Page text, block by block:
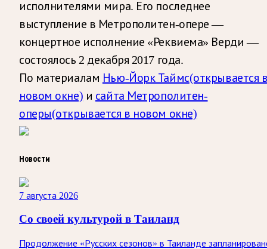
исполнителями мира. Его последнее
выступление в Метрополитен-опере —
концертное исполнение «Реквиема» Верди —
состоялось 2 декабря 2017 года.
По материалам Нью-Йорк Таймс(открывается
новом окне) и сайта Метрополитен-
оперы(открывается в новом окне)
Новости
7 августа 2026
Со своей культурой в Таиланд
Продолжение «Русских сезонов» в Таиланде